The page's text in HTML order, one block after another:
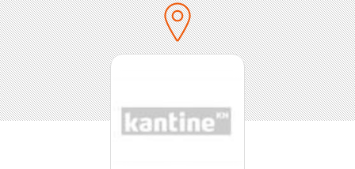
auf ein paar gute Beats anzustoßen.
Prost!
Es gilt die 2G Corona Plicht.
Zum Event einchecken solltet Ihr folgende Apps auf